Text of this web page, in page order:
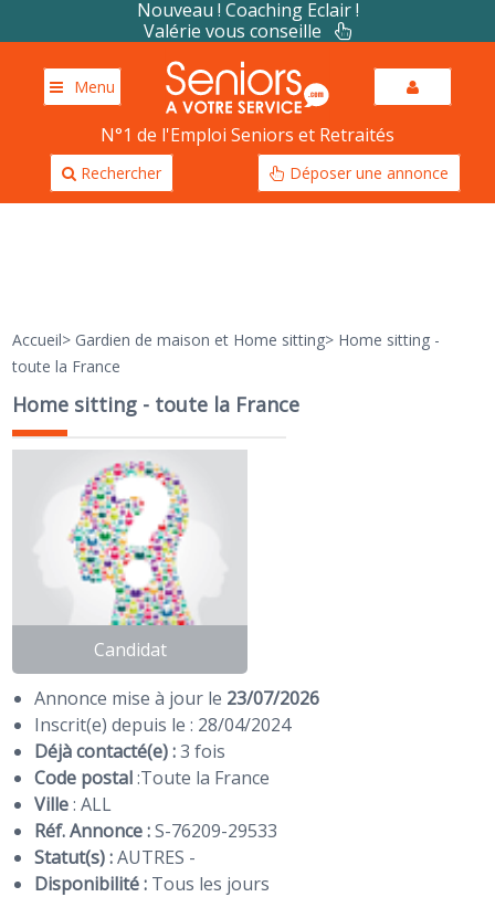
Nouveau ! Coaching Eclair !
Valérie vous conseille
Menu
N°1 de l'Emploi Seniors et Retraités
Rechercher Déposer une annonce
Accueil> Gardien de maison et Home sitting> Home sitting -
toute la France
Home sitting - toute la France
Candidat
Annonce mise à jour le 23/07/2026
Inscrit(e) depuis le : 28/04/2024
Déjà contacté(e) :3 fois
Code postal:Toute la France
Ville: ALL
Réf. Annonce :S-76209-29533
Statut(s) :AUTRES -
Disponibilité : Tous les jours